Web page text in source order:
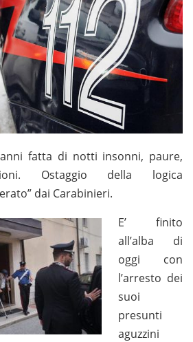
fatta di notti insonni, paure,
Ostaggio della logica
dai Carabinieri.
E’ finito
all’alba di
oggi con
l’arresto dei
suoi
presunti
aguzzini